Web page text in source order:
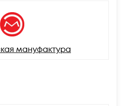
мануфактура